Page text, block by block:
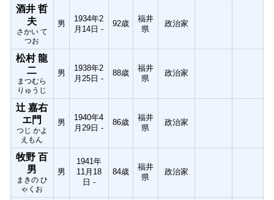
酒井 哲
夫
さかい て
つお
男
1934年2
月14日 -
92歳
福井
県
政治家
松村 龍
二
まつむら
りゅうじ
男
1938年2
月25日 -
88歳
福井
県
政治家
辻 嘉右
エ門
つじ かよ
えもん
男
1940年4
月29日 -
86歳
福井
県
政治家
牧野 百
男
まきの ひ
ゃくお
男
1941年
11月18
日 -
84歳
福井
県
政治家